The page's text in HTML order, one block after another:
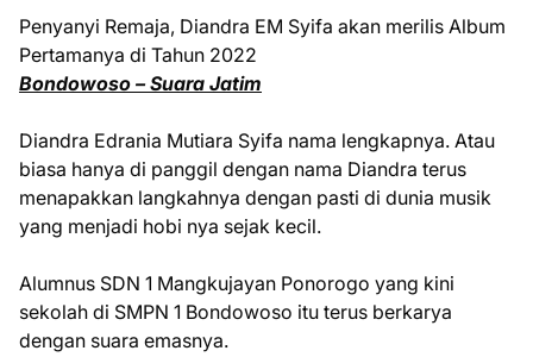
Penyanyi Remaja, Diandra EM Syifa akan merilis Album
Pertamanya di Tahun 2022
Bondowoso – Suara Jatim
Diandra Edrania Mutiara Syifa nama lengkapnya. Atau
biasa hanya di panggil dengan nama Diandra terus
menapakkan langkahnya dengan pasti di dunia musik
yang menjadi hobi nya sejak kecil.
Alumnus SDN 1 Mangkujayan Ponorogo yang kini
sekolah di SMPN 1 Bondowoso itu terus berkarya
dengan suara emasnya.